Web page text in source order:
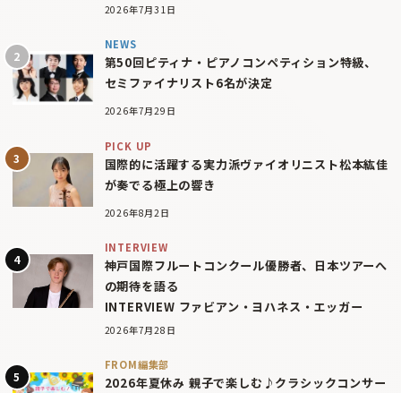
2026年7月31日
NEWS
第50回ピティナ・ピアノコンペティション特級、
セミファイナリスト6名が決定
2026年7月29日
PICK UP
国際的に活躍する実力派ヴァイオリニスト松本紘佳
が奏でる極上の響き
2026年8月2日
INTERVIEW
神戸国際フルートコンクール優勝者、日本ツアーへ
の期待を語る
INTERVIEW ファビアン・ヨハネス・エッガー
2026年7月28日
FROM編集部
2026年夏休み 親子で楽しむ♪クラシックコンサー